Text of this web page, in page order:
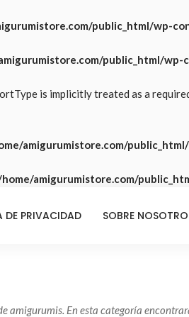
public_html/wp-
public_html/
is implicitly treated as a
amigurumistore.com/
amigurumistore.com/
DE PRIVACIDAD SOBRE
En esta categoría